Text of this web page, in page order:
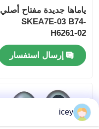
منزل
المنتجات
أشرطة فيديو
ياماها جديدة مفتاح أصلي
SKEA7E-03 B74-
H6261-02
إرسال استفسار
icey